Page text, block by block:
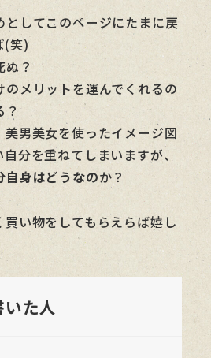
としてこのページにたまに戻
(笑)
？
メリットを運んでくれるの
男美女を使ったイメージ図
分を重ねてしまいますが、
自身はどうなのか？
い物をしてもらえらば嬉し
た人